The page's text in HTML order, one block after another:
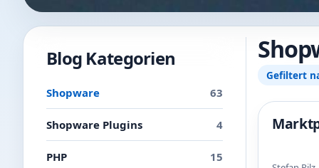
Blog Kategorien
Shopware 63
Shopware Plugins 4
PHP 15
Gefiltert